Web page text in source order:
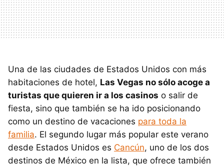
Una de las ciudades de Estados Unidos con más
habitaciones de hotel, Las Vegas no sólo acoge a
turistas que quieren ir a los casinos o salir de
fiesta, sino que también se ha ido posicionando
como un destino de vacaciones para toda la
familia. El segundo lugar más popular este verano
desde Estados Unidos es Cancún, uno de los dos
destinos de México en la lista, que ofrece también